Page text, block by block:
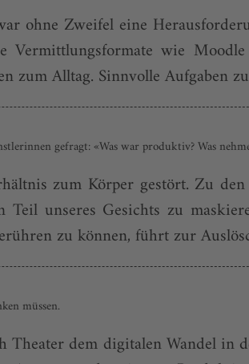
ohne Zweifel eine
Vermittlungsformate wie
zum Alltag. Sinnvolle Aufgaben
gefragt: «Was war produktiv? Was
zum Körper gestört. Zu
unseres Gesichts zu
zu können, führt zur
müssen.
Theater dem digitalen Wandel